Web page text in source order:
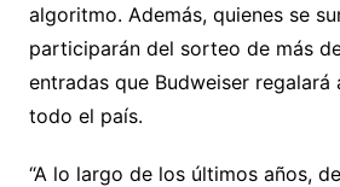
algoritmo. Además, quienes se
participarán del sorteo de más
entradas que Budweiser regalará
todo el país.
“A lo largo de los últimos años,